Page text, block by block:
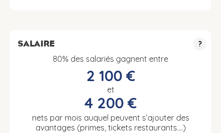
SALAIRE ?
80% des salariés gagnent entre
2 100 €
et
4 200 €
nets par mois auquel peuvent s’ajouter des
avantages (primes, tickets restaurants….)